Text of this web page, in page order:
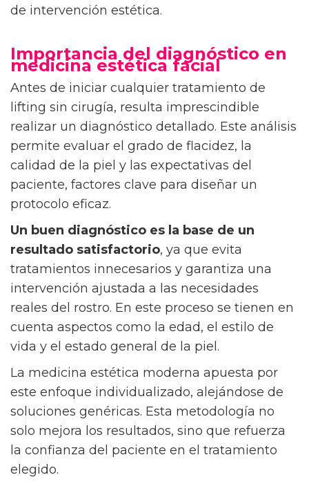
de intervención estética.
Importancia del diagnóstico en
medicina estética facial
Antes de iniciar cualquier tratamiento de
lifting sin cirugía, resulta imprescindible
realizar un diagnóstico detallado. Este análisis
permite evaluar el grado de flacidez, la
calidad de la piel y las expectativas del
paciente, factores clave para diseñar un
protocolo eficaz.
Un buen diagnóstico es la base de un
resultado satisfactorio, ya que evita
tratamientos innecesarios y garantiza una
intervención ajustada a las necesidades
reales del rostro. En este proceso se tienen en
cuenta aspectos como la edad, el estilo de
vida y el estado general de la piel.
La medicina estética moderna apuesta por
este enfoque individualizado, alejándose de
soluciones genéricas. Esta metodología no
solo mejora los resultados, sino que refuerza
la confianza del paciente en el tratamiento
elegido.